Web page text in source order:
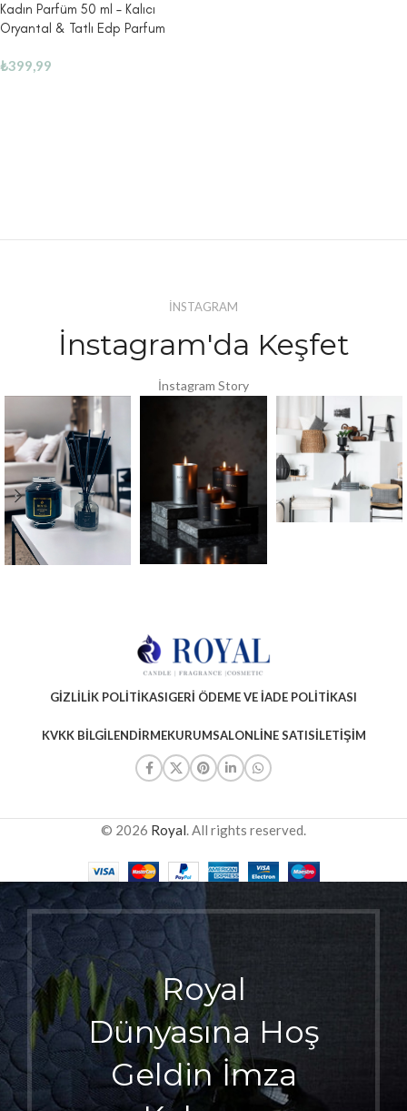
Kadın Parfüm 50 ml – Kalıcı
Oryantal & Tatlı Edp Parfum
₺399,99
İNSTAGRAM
İnstagram'da Keşfet
İnstagram Story
GIZLILIK POLITIKASIGERI ÖDEME VE İADE POLITIKASI
KVKK BILGILENDIRMEKURUMSALONLINE SATISİLETIŞIM
© 2026 Royal. All rights reserved.
Royal
Dünyasına Hoş
Geldin İmza